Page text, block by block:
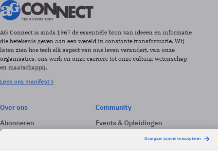
AG Connect is sinds 1967 de essentiële bron van ideeën en informatie
die betekenis geven aan een wereld in constante transformatie. Wij
laten zien hoe tech elk aspect van ons leven verandert, van onze
organisaties, ons werk en onze carrière tot onze cultuur, wetenschap
en maatschappij.
Lees ons manifest >
Over ons
Abonneren
Adverteren
Community
Events & Opleidingen